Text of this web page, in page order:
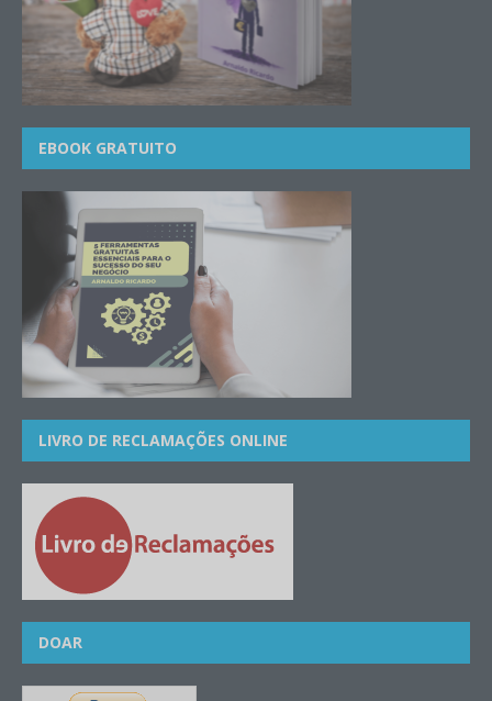
EBOOK GRATUITO
LIVRO DE RECLAMAÇÕES ONLINE
DOAR